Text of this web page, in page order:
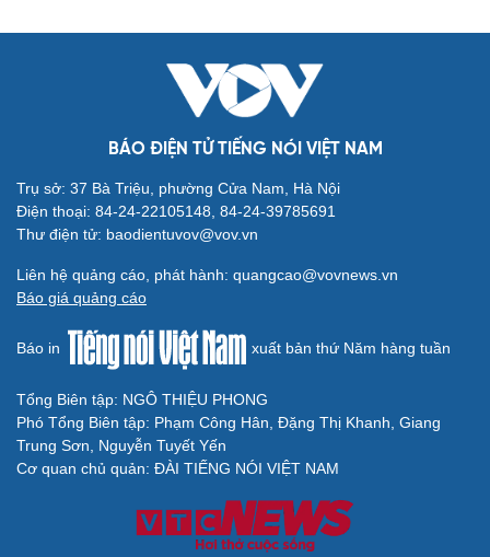
BÁO ĐIỆN TỬ TIẾNG NÓI VIỆT NAM
Trụ sở: 37 Bà Triệu, phường Cửa Nam, Hà Nội
Điện thoại: 84-24-22105148, 84-24-39785691
Thư điện tử: baodientuvov@vov.vn
Liên hệ quảng cáo, phát hành: quangcao@vovnews.vn
Báo giá quảng cáo
Báo in xuất bản thứ Năm hàng tuần
Tổng Biên tập: NGÔ THIỆU PHONG
Phó Tổng Biên tập: Phạm Công Hân, Đặng Thị Khanh, Giang
Trung Sơn, Nguyễn Tuyết Yến
Cơ quan chủ quản: ĐÀI TIẾNG NÓI VIỆT NAM